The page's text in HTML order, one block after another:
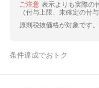
ご注意 表示よりも実際の
（付与上限、未確定の付与
原則税抜価格が対象です
条件達成でおトク